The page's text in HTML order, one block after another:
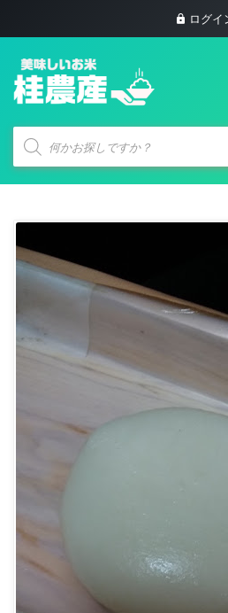
ログイ
商
索